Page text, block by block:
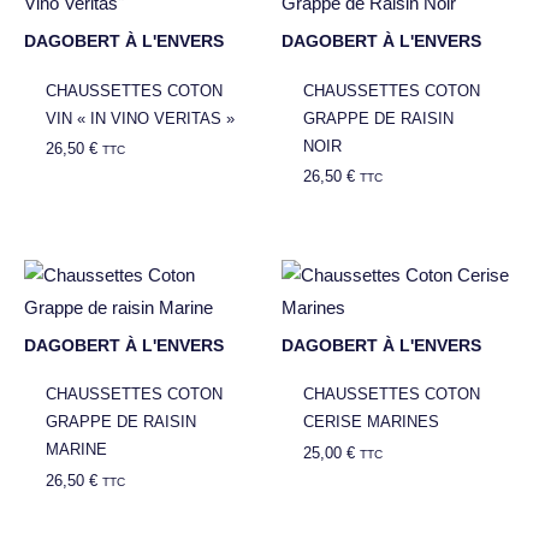
DAGOBERT À L'ENVERS
CHAUSSETTES COTON
VIN « IN VINO VERITAS »
26,50 € TTC
DAGOBERT À L'ENVERS
CHAUSSETTES COTON
GRAPPE DE RAISIN
NOIR
26,50 € TTC
DAGOBERT À L'ENVERS
CHAUSSETTES COTON
GRAPPE DE RAISIN
MARINE
26,50 € TTC
DAGOBERT À L'ENVERS
CHAUSSETTES COTON
CERISE MARINES
25,00 € TTC